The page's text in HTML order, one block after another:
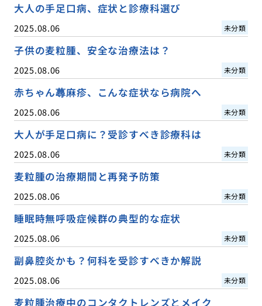
大人の手足口病、症状と診療科選び
2025.08.06 未分類
子供の麦粒腫、安全な治療法は？
2025.08.06 未分類
赤ちゃん蕁麻疹、こんな症状なら病院へ
2025.08.06 未分類
大人が手足口病に？受診すべき診療科は
2025.08.06 未分類
麦粒腫の治療期間と再発予防策
2025.08.06 未分類
睡眠時無呼吸症候群の典型的な症状
2025.08.06 未分類
副鼻腔炎かも？何科を受診すべきか解説
2025.08.06 未分類
麦粒腫治療中のコンタクトレンズとメイク